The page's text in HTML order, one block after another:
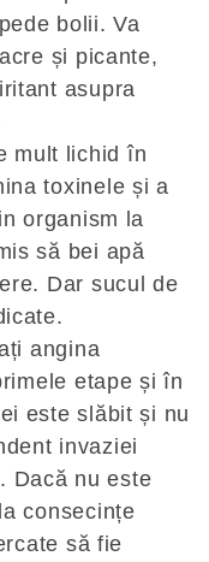
bolii. Va
și picante,
asupra
mult lichid în
toxinele și a
organism la
să bei apă
Dar sucul de
angina
etape și în
este slăbit și nu
invaziei
Dacă nu este
consecințe
să fie